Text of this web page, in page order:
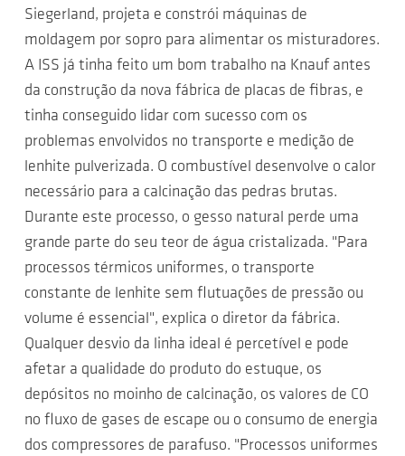
Siegerland, projeta e constrói máquinas de
moldagem por sopro para alimentar os misturadores.
A ISS já tinha feito um bom trabalho na Knauf antes
da construção da nova fábrica de placas de fibras, e
tinha conseguido lidar com sucesso com os
problemas envolvidos no transporte e medição de
lenhite pulverizada. O combustível desenvolve o calor
necessário para a calcinação das pedras brutas.
Durante este processo, o gesso natural perde uma
grande parte do seu teor de água cristalizada. "Para
processos térmicos uniformes, o transporte
constante de lenhite sem flutuações de pressão ou
volume é essencial", explica o diretor da fábrica.
Qualquer desvio da linha ideal é percetível e pode
afetar a qualidade do produto do estuque, os
depósitos no moinho de calcinação, os valores de CO
no fluxo de gases de escape ou o consumo de energia
dos compressores de parafuso. "Processos uniformes